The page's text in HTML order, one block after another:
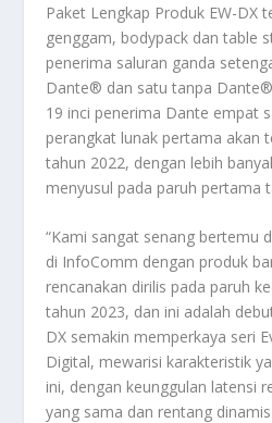
Paket Lengkap Produk EW-DX
genggam, bodypack dan table
penerima saluran ganda
Dante® dan satu tanpa
19 inci penerima Dante empat
perangkat lunak pertama akan
tahun 2022, dengan lebih
menyusul pada paruh pertama
“Kami sangat senang bertemu
di InfoComm dengan produk
rencanakan dirilis pada paruh
tahun 2023, dan ini adalah
DX semakin memperkaya seri
Digital, mewarisi karakteristik
ini, dengan keunggulan latensi
yang sama dan rentang